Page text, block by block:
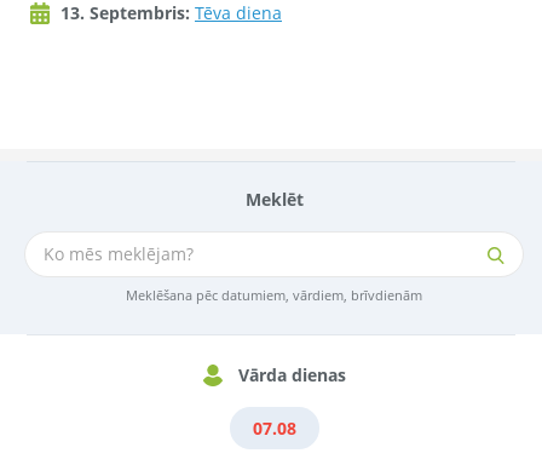
Meklēt
Meklēšana pēc datumiem, vārdiem, brīvdienām
Vārda dienas
07.08
13. Septembris: Tēva diena